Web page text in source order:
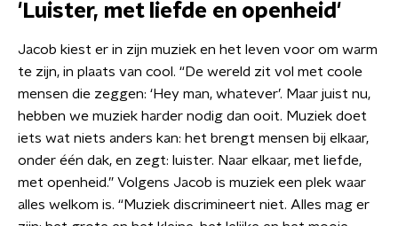
'Luister, met liefde en openheid'
Jacob kiest er in zijn muziek en het leven voor om warm
te zijn, in plaats van cool. “De wereld zit vol met coole
mensen die zeggen: ‘Hey man, whatever’. Maar juist nu,
hebben we muziek harder nodig dan ooit. Muziek doet
iets wat niets anders kan: het brengt mensen bij elkaar,
onder één dak, en zegt: luister. Naar elkaar, met liefde,
met openheid.” Volgens Jacob is muziek een plek waar
alles welkom is. “Muziek discrimineert niet. Alles mag er